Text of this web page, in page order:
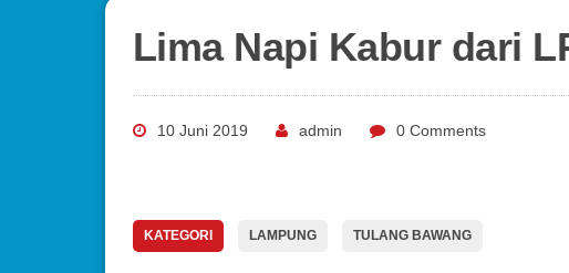
Lima Napi Kabur dari
10 Juni 2019 admin 0 Comments
KATEGORI LAMPUNG TULANG BAWANG